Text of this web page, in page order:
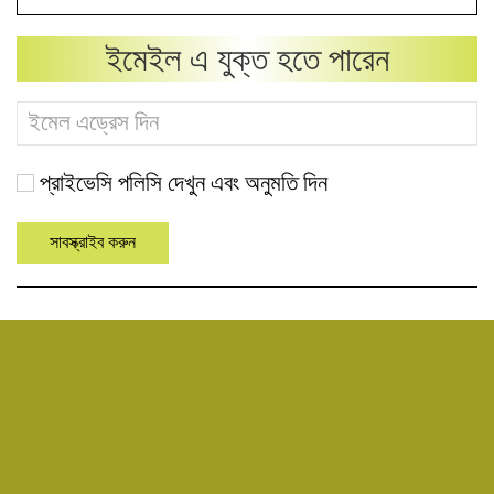
ইমেইল এ যুক্ত হতে পারেন
প্রাইভেসি পলিসি দেখুন এবং অনুমতি দিন